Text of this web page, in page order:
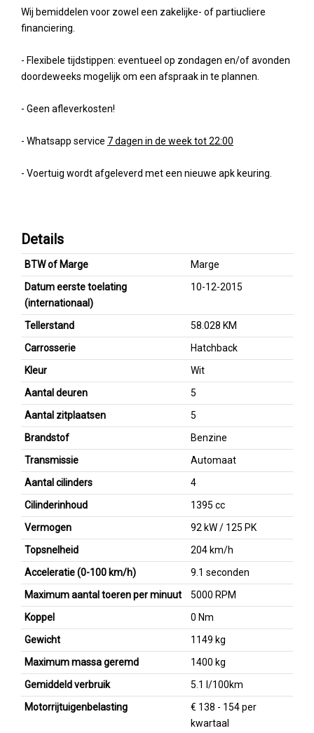
Wij bemiddelen voor zowel een zakelijke- of partiucliere
financiering.
- Flexibele tijdstippen: eventueel op zondagen en/of avonden
doordeweeks mogelijk om een afspraak in te plannen.
- Geen afleverkosten!
- Whatsapp service 7 dagen in de week tot 22:00
- Voertuig wordt afgeleverd met een nieuwe apk keuring.
Details
BTW of Marge
Marge
Datum eerste toelating
(internationaal)
10-12-2015
Tellerstand
58.028 KM
Carrosserie
Hatchback
Kleur
Wit
Aantal deuren
5
Aantal zitplaatsen
5
Brandstof
Benzine
Transmissie
Automaat
Aantal cilinders
4
Cilinderinhoud
1395 cc
Vermogen
92 kW / 125 PK
Topsnelheid
204 km/h
Acceleratie (0-100 km/h)
9.1 seconden
Maximum aantal toeren per minuut
5000 RPM
Koppel
0 Nm
Gewicht
1149 kg
Maximum massa geremd
1400 kg
Gemiddeld verbruik
5.1 l/100km
Motorrijtuigenbelasting
€ 138 - 154 per
kwartaal